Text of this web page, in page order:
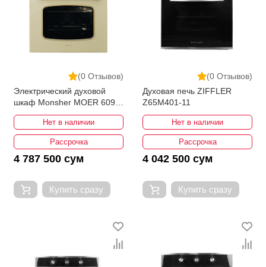
(0 Отзывов)
Электрический духовой
шкаф Monsher MOER 6091
C
Нет в наличии
Рассрочка
4 787 500 сум
Купить сразу
(0 Отзывов)
Духовая печь ZIFFLER
Z65M401-11
Нет в наличии
Рассрочка
4 042 500 сум
Купить сразу